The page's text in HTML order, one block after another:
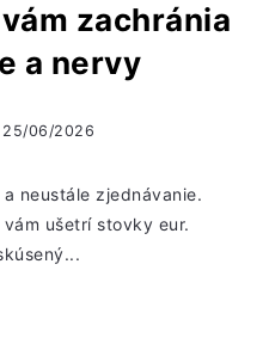
zachránia
a nervy
25/06/2026
neustále zjednávanie.
ušetrí stovky eur.